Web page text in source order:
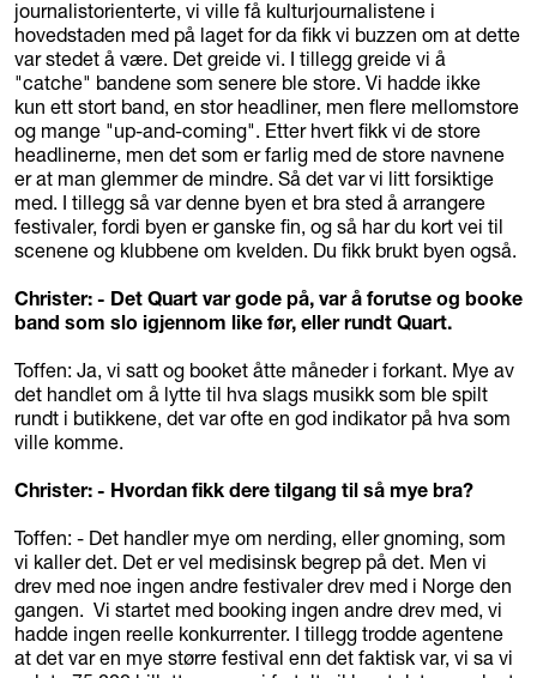
journalistorienterte, vi ville få kulturjournalistene i
hovedstaden med på laget for da fikk vi buzzen om at dette
var stedet å være. Det greide vi. I tillegg greide vi å
"catche" bandene som senere ble store. Vi hadde ikke
kun ett stort band, en stor headliner, men flere mellomstore
og mange "up-and-coming". Etter hvert fikk vi de store
headlinerne, men det som er farlig med de store navnene
er at man glemmer de mindre. Så det var vi litt forsiktige
med. I tillegg så var denne byen et bra sted å arrangere
festivaler, fordi byen er ganske fin, og så har du kort vei til
scenene og klubbene om kvelden. Du fikk brukt byen også.
Christer: - Det Quart var gode på, var å forutse og booke
band som slo igjennom like før, eller rundt Quart.
Toffen: Ja, vi satt og booket åtte måneder i forkant. Mye av
det handlet om å lytte til hva slags musikk som ble spilt
rundt i butikkene, det var ofte en god indikator på hva som
ville komme.
Christer: - Hvordan fikk dere tilgang til så mye bra?
Toffen: - Det handler mye om nerding, eller gnoming, som
vi kaller det. Det er vel medisinsk begrep på det. Men vi
drev med noe ingen andre festivaler drev med i Norge den
gangen. Vi startet med booking ingen andre drev med, vi
hadde ingen reelle konkurrenter. I tillegg trodde agentene
at det var en mye større festival enn det faktisk var, vi sa vi